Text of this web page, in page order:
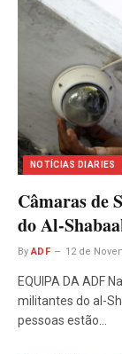
NOTÍCIAS DIARIES
Câmaras de
do Al-
By ADF 12 de
EQUIPA DA ADF
militantes do al-
pessoas estão…